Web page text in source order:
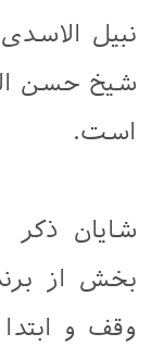
نبیل
شیخ حسن
است.
شایان
بخش از
وقف و